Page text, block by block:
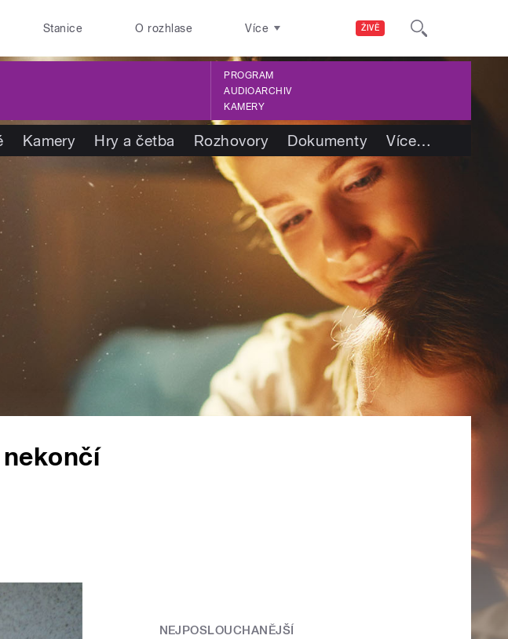
ŽIVĚ
Stanice O rozhlase Více
PROGRAM
AUDIOARCHIV
KAMERY
Kamery Hry a četba Rozhovory Dokumenty Více…
NEJPOSLOUCHANĚJŠÍ